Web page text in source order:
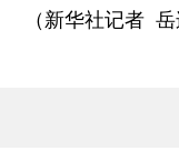
（新华社记者 岳